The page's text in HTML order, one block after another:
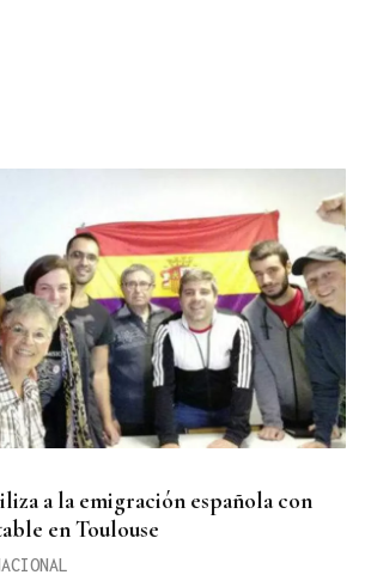
a la emigración española con
en Toulouse